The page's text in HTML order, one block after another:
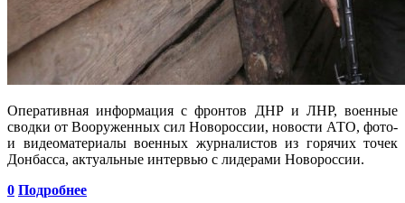
Оперативная информация с фронтов ДНР и ЛНР, военные
сводки от Вооруженных сил Новороссии, новости АТО, фото-
и видеоматериалы военных журналистов из горячих точек
Донбасса, актуальные интервью с лидерами Новороссии.
0 Подробнее